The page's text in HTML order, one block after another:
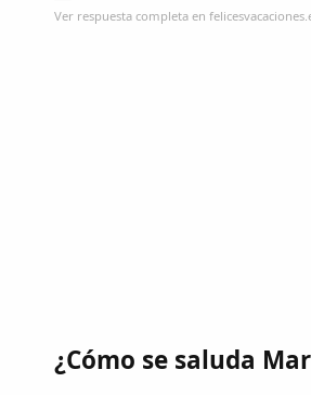
Ver respuesta completa en
¿Cómo se saluda